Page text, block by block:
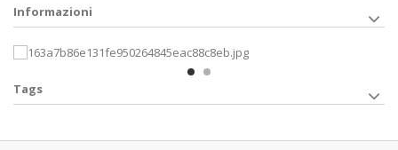
Informazioni
Tags